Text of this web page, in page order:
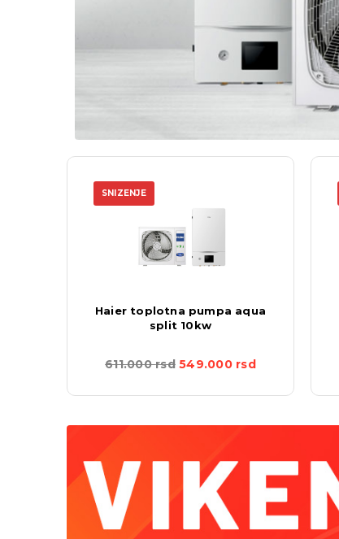
SNIZENJE
Haier toplotna pumpa aqua
split 10kw
611.000rsd 549.000 rsd